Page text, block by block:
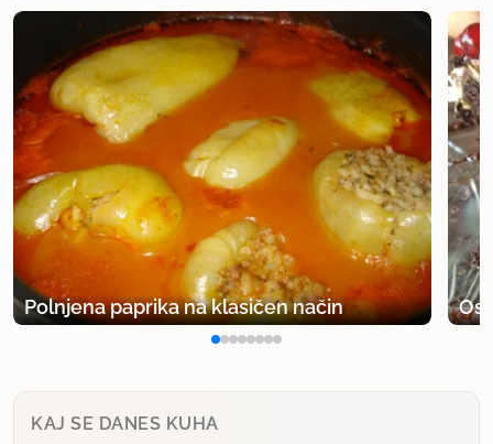
Polnjena paprika na klasičen način
KAJ SE DANES KUHA